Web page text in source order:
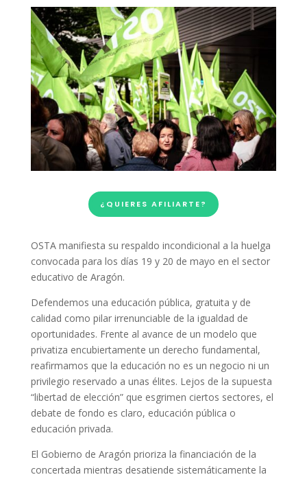
¿QUIERES AFILIARTE?
OSTA manifiesta su respaldo incondicional a la huelga
convocada para los días 19 y 20 de mayo en el sector
educativo de Aragón.
Defendemos una educación pública, gratuita y de
calidad como pilar irrenunciable de la igualdad de
oportunidades. Frente al avance de un modelo que
privatiza encubiertamente un derecho fundamental,
reafirmamos que la educación no es un negocio ni un
privilegio reservado a unas élites. Lejos de la supuesta
“libertad de elección” que esgrimen ciertos sectores, el
debate de fondo es claro, educación pública o
educación privada.
El Gobierno de Aragón prioriza la financiación de la
concertada mientras desatiende sistemáticamente la